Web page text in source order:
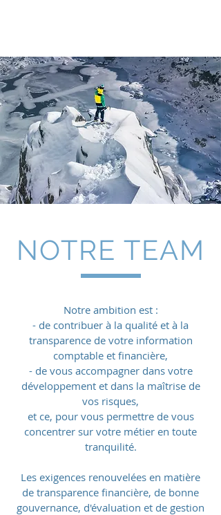
NOTRE TEAM
Notre ambition est :
- de contribuer à la qualité et à la
transparence de votre information
comptable et financière,
- de vous accompagner dans votre
développement et dans la maîtrise de
vos risques,
et ce, pour vous permettre de vous
concentrer sur votre métier en toute
tranquilité.
Les exigences renouvelées en matière
de transparence financière, de bonne
gouvernance, d'évaluation et de gestion